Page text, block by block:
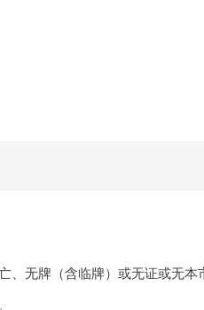
、无牌（含临牌）或无证或无